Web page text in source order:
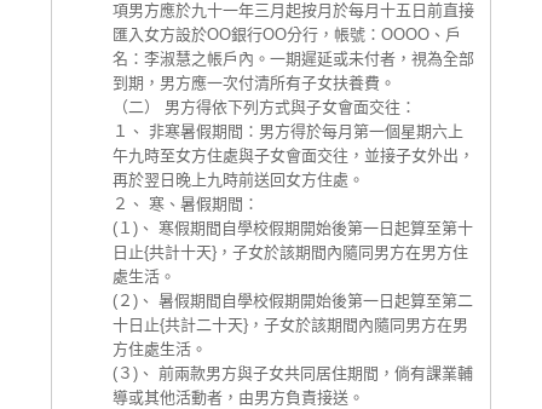
項男方應於九十一年三月起按月於每月十五日前直接
匯入女方設於OO銀行OO分行，帳號：OOOO、戶
名：李淑慧之帳戶內。一期遲延或未付者，視為全部
到期，男方應一次付清所有子女扶養費。
（二） 男方得依下列方式與子女會面交往：
１、 非寒暑假期間：男方得於每月第一個星期六上
午九時至女方住處與子女會面交往，並接子女外出，
再於翌日晚上九時前送回女方住處。
２、 寒、暑假期間：
(１)、 寒假期間自學校假期開始後第一日起算至第十
日止{共計十天}，子女於該期間內隨同男方在男方住
處生活。
(２)、 暑假期間自學校假期開始後第一日起算至第二
十日止{共計二十天}，子女於該期間內隨同男方在男
方住處生活。
(３)、 前兩款男方與子女共同居住期間，倘有課業輔
導或其他活動者，由男方負責接送。